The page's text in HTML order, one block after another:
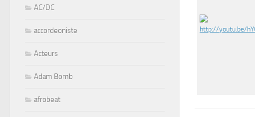
AC/DC
accordeoniste
Acteurs
Adam Bomb
afrobeat